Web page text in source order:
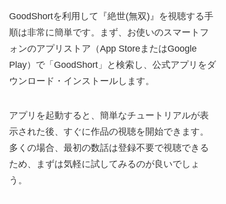
GoodShortを利用して『絶世(無双)』を視聴する手
順は非常に簡単です。まず、お使いのスマートフ
ォンのアプリストア（App StoreまたはGoogle
Play）で「GoodShort」と検索し、公式アプリをダ
ウンロード・インストールします。
アプリを起動すると、簡単なチュートリアルが表
示された後、すぐに作品の視聴を開始できます。
多くの場合、最初の数話は登録不要で視聴できる
ため、まずは気軽に試してみるのが良いでしょ
う。